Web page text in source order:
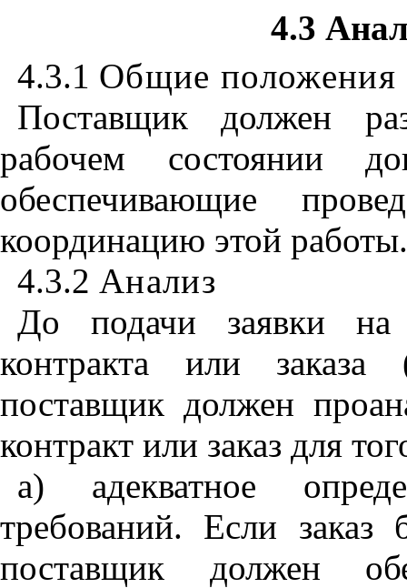
4.3
4.3.1 Общие положения
Поставщик должен
рабочем состоянии
обеспечивающие
координацию этой работы.
4.3.2 Анализ
До подачи заявки
контракта или заказа
поставщик должен
контракт или заказ для
а) адекватное
требований. Если
поставщик должен